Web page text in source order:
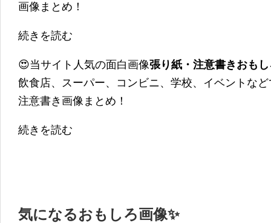
画像まとめ！
続きを読む
😍当サイト人気の面白画像張り紙・注意書きおも
飲食店、スーパー、コンビニ、学校、イベントな
注意書き画像まとめ！
続きを読む
気になるおもしろ画像✨